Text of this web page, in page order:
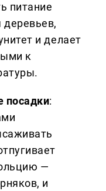
питание
деревьев,
и делает
к
посадки:
—
и